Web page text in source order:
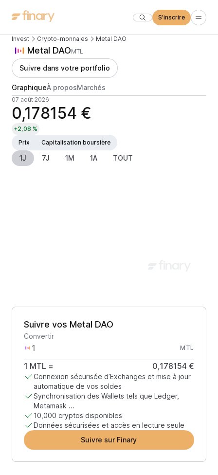
S'inscrire
Invest Crypto-monnaies Metal DAO
Metal DAOMTL
Suivre dans votre portfolio
GraphiqueÀ proposMarchés
07 août 2026
0,178154 €
+2,08 %
Prix
Capitalisation boursière
1J 7J 1M 1A TOUT
Suivre vos Metal DAO
Convertir
MTL
1 MTL = 0,178154 €
Connexion sécurisée d’Exchanges et mise à jour
automatique de vos soldes
Synchronisation des Wallets tels que Ledger,
Metamask ...
10,000 cryptos disponibles
Données sécurisées et accès en lecture seule
Suivre sur Finary